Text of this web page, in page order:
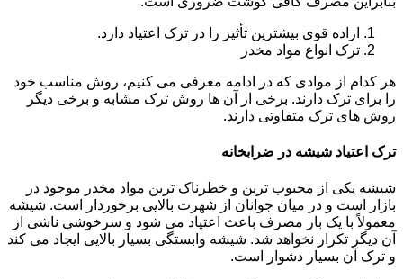
اراده قوی بیشترین تأثیر را در ترک اعتیاد دارد.
ترک انواع مواد مخدر
هر کدام از موادی که در ادامه معرفی می کنیم، روش مناسب خود
را برای ترک دارند. برخی از آن ها روش ترک مشابه و برخی دیگر
روش های ترک متفاوتی دارند.
ترک اعتیاد شیشه در ضرابخانه
شیشه یکی از محبوب ترین و خطرناک ترین مواد مخدر موجود در
بازار است و در میان جوانان از شهرت بالایی برخوردار است. شیشه
معمولاً با یک بار مصرف باعث اعتیاد می شود و سرخوشی ناشی از
آن دیگر تکرار نخواهد شد. شیشه وابستگی بسیار بالایی ایجاد می کند
و ترک آن بسیار دشوار است.